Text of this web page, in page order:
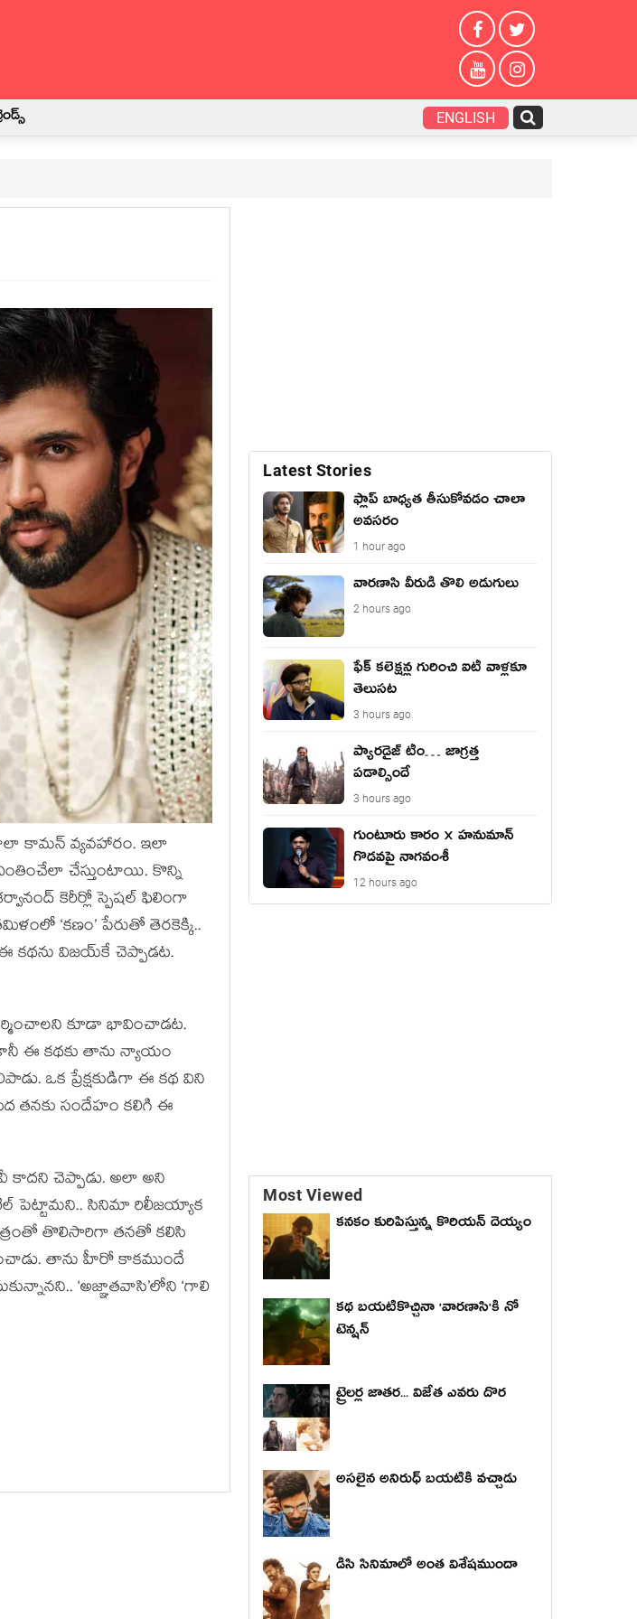
ENGLISH
కామన్ వ్యవహారం. ఇలా
చేస్తుంటాయి. కొన్ని
కెరీర్లో స్పెషల్ ఫిలింగా
‘కణం’ పేరుతో తెరకెక్కి..
ఈ కథను విజయ్‌కే చెప్పాడట.
కూడా భావించాడట.
ఈ కథకు తాను న్యాయం
ఒక ప్రేక్షకుడిగా ఈ కథ విని
తనకు సందేహం కలిగి ఈ
కాదని చెప్పాడు. అలా అని
పెట్టామని.. సినిమా రిలీజయ్యాక
తొలిసారిగా తనతో కలిసి
తాను హీరో కాకముందే
‘అజ్ఞాతవాసి’లోని ‘గాలి
Latest Stories
ఫ్లాప్ బాధ్యత తీసుకోవడం చాలా
అవసరం
1 hour ago
వారణాసి వీరుడి తొలి అడుగులు
2 hours ago
ఫేక్ క‌లెక్ష‌న్ల గురించి ఐటీ వాళ్ల‌కూ
తెలుస‌ట‌
3 hours ago
ప్యారడైజ్ టీం… జాగ్రత్త
పడాల్సిందే
3 hours ago
గుంటూరు కారం × హనుమాన్
గొడవపై నాగవంశీ
12 hours ago
Most Viewed
కనకం కురిపిస్తున్న కొరియన్ దెయ్యం
కథ బయటికొచ్చినా 'వారణాసి'కి నో
టెన్షన్
ట్రైలర్ల జాతర... విజేత ఎవరు దొర
అసలైన అనిరుధ్ బయటికి వచ్చాడు
డిసి సినిమాలో అంత విశేషముందా